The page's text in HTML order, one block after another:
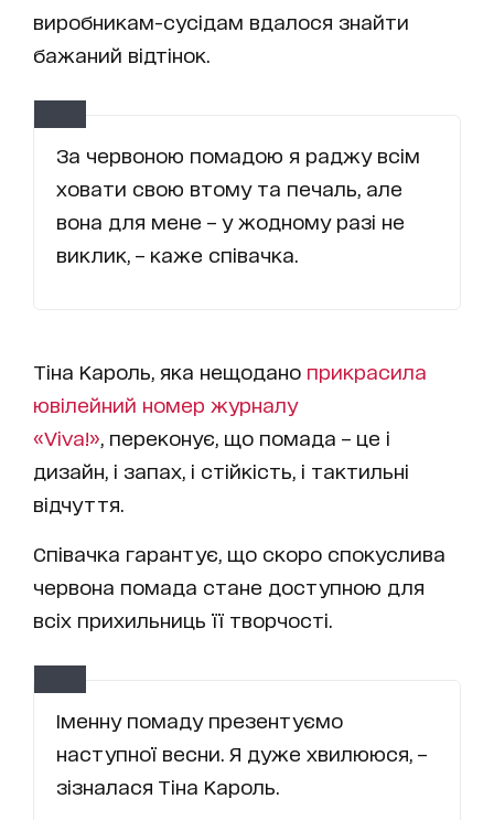
виробникам-сусідам вдалося знайти
бажаний відтінок.
За червоною помадою я раджу всім
ховати свою втому та печаль, але
вона для мене – у жодному разі не
виклик, – каже співачка.
Тіна Кароль, яка нещодано прикрасила
ювілейний номер журналу
«Viva!» , переконує, що помада – це і
дизайн, і запах, і стійкість, і тактильні
відчуття.
Співачка гарантує, що скоро спокуслива
червона помада стане доступною для
всіх прихильниць її творчості.
Іменну помаду презентуємо
наступної весни. Я дуже хвилююся, –
зізналася Тіна Кароль.